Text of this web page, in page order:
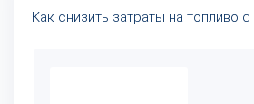
Как снизить затраты на топливо